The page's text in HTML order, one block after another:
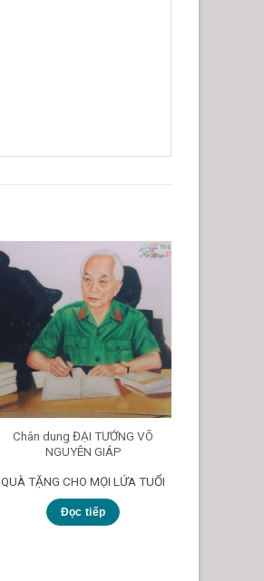
Chân dung ĐẠI TƯỚNG VÕ
NGUYÊN GIÁP
QUÀ TẶNG CHO MỌI LỨA TUỔI
Đọc tiếp